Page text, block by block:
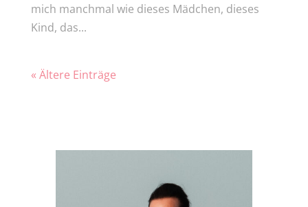
mich manchmal wie dieses Mädchen, dieses
Kind, das...
« Ältere Einträge